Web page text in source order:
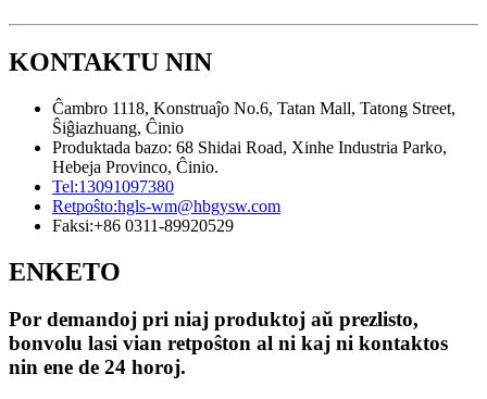
KONTAKTU NIN
Ĉambro 1118, Konstruaĵo No.6, Tatan Mall, Tatong Street,
Ŝiĝiazhuang, Ĉinio
Produktada bazo: 68 Shidai Road, Xinhe Industria Parko,
Hebeja Provinco, Ĉinio.
Tel:13091097380
Retpoŝto:hgls-wm@hbgysw.com
Faksi:+86 0311-89920529
ENKETO
Por demandoj pri niaj produktoj aŭ prezlisto,
bonvolu lasi vian retpoŝton al ni kaj ni kontaktos
nin ene de 24 horoj.